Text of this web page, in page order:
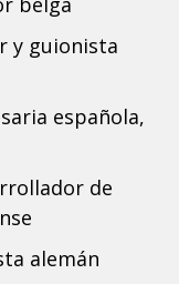
y guionista
española,
de
alemán